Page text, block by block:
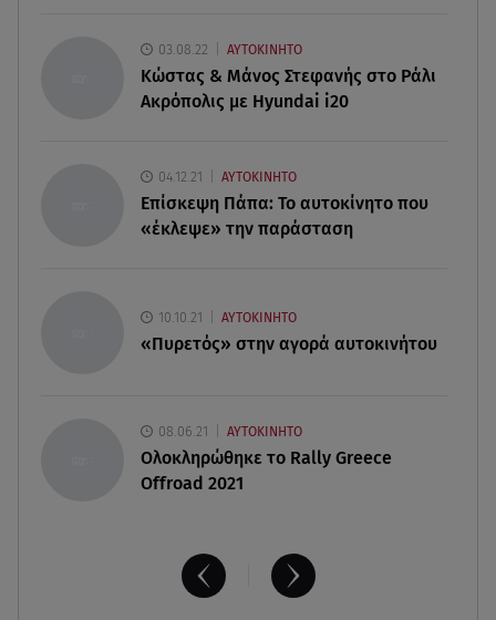
Συντάξεις Σεπτεμβρίου: Πότε θα μπουν τα
χρήματα στους λογαριασμούς
- Σηκώθηκαν εναέρια μέσα
03.08.22 ΑΥΤΟΚΙΝΗΤΟ
Κώστας & Μάνος Στεφανής στο Ράλι
Ακρόπολις με Hyundai i20
04.12.21 ΑΥΤΟΚΙΝΗΤΟ
Επίσκεψη Πάπα: Το αυτοκίνητο που
«έκλεψε» την παράσταση
10.10.21 ΑΥΤΟΚΙΝΗΤΟ
«Πυρετός» στην αγορά αυτοκινήτου
08.06.21 ΑΥΤΟΚΙΝΗΤΟ
Ολοκληρώθηκε το Rally Greece
Offroad 2021